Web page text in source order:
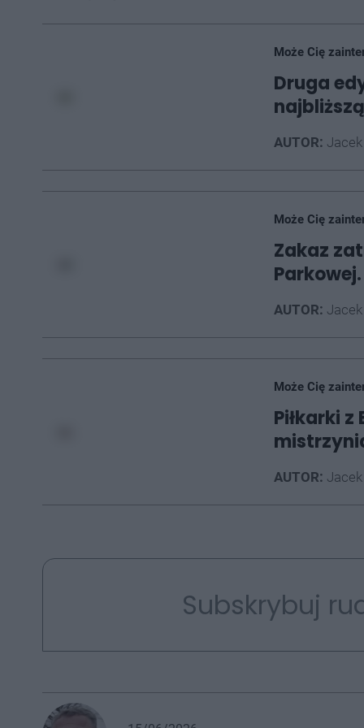
Może Cię
Druga
AUTOR:
Może Cię
Zakaz
AUTOR:
Może Cię
Piłkarki
AUTOR:
Subskrybuj